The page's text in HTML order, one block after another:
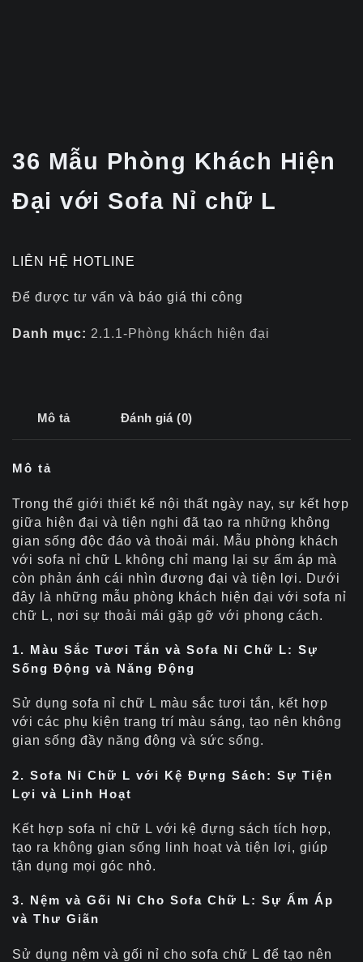
36 Mẫu Phòng Khách Hiện
Đại với Sofa Nỉ chữ L
LIÊN HỆ HOTLINE
Để được tư vấn và báo giá thi công
Danh mục: 2.1.1-Phòng khách hiện đại
Mô tả Đánh giá (0)
Mô tả
Trong thế giới thiết kế nội thất ngày nay, sự kết hợp
giữa hiện đại và tiện nghi đã tạo ra những không
gian sống độc đáo và thoải mái. Mẫu phòng khách
với sofa nỉ chữ L không chỉ mang lại sự ấm áp mà
còn phản ánh cái nhìn đương đại và tiện lợi. Dưới
đây là những mẫu phòng khách hiện đại với sofa nỉ
chữ L, nơi sự thoải mái gặp gỡ với phong cách.
1. Màu Sắc Tươi Tắn và Sofa Nỉ Chữ L: Sự
Sống Động và Năng Động
Sử dụng sofa nỉ chữ L màu sắc tươi tắn, kết hợp
với các phụ kiện trang trí màu sáng, tạo nên không
gian sống đầy năng động và sức sống.
2. Sofa Nỉ Chữ L với Kệ Đựng Sách: Sự Tiện
Lợi và Linh Hoạt
Kết hợp sofa nỉ chữ L với kệ đựng sách tích hợp,
tạo ra không gian sống linh hoạt và tiện lợi, giúp
tận dụng mọi góc nhỏ.
3. Nệm và Gối Nỉ Cho Sofa Chữ L: Sự Ấm Áp
và Thư Giãn
Sử dụng nệm và gối nỉ cho sofa chữ L để tạo nên